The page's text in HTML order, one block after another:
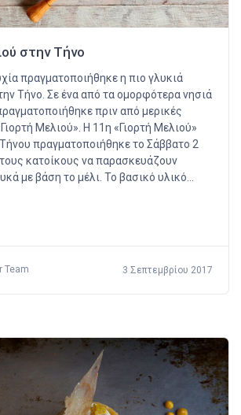
στην Τήνο
πραγματοποιήθηκε η πιο γλυκιά
Τήνο. Σε ένα από τα ομορφότερα νησιά
πριν από μερικές
Μελιού». Η 11η «Γιορτή Μελιού»
πραγματοποιήθηκε το Σάββατο 2
κατοίκους να παρασκευάζουν
με βάση το μέλι. Το βασικό υλικό…
Team 3 Σεπτεμβρίου 2017